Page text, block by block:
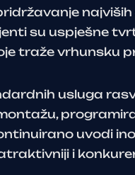
su uspješne
traže vrhunsku
usluga
uvodi
i